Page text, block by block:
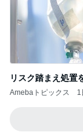
リスク踏まえ処置
Amebaトピックス 1